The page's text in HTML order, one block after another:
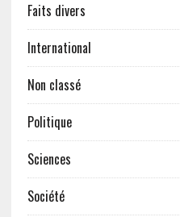
Faits divers
International
Non classé
Politique
Sciences
Société